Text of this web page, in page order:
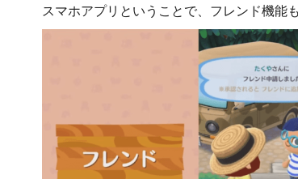
スマホアプリということで、フレンド機能